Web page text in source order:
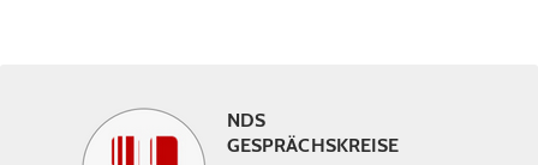
NDS
GESPRÄCHSKREISE